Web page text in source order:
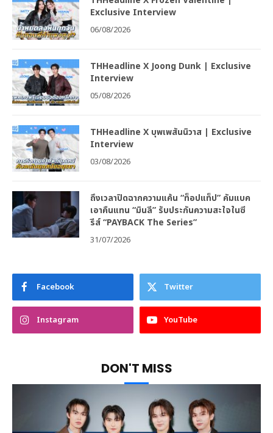
Exclusive Interview
06/08/2026
THHeadline X Joong Dunk | Exclusive
Interview
05/08/2026
THHeadline X บุพเพสันนิวาส | Exclusive
Interview
03/08/2026
ถึงเวลาปิดฉากความแค้น “ท็อปแท็ป” คัมแบค
เอาคืนแทน “มินลี” รับประกันความสะใจในซี
รีส์ “PAYBACK The Series”
31/07/2026
Facebook Twitter
Instagram YouTube
DON'T MISS